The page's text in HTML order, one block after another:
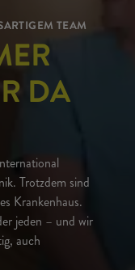
TEAM
DA
Trotzdem sind
Krankenhaus.
jeden – und wir
auch